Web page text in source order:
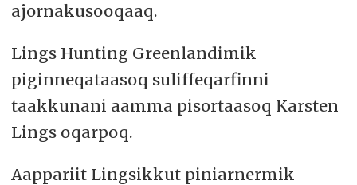
ajornakusooqaaq.
Lings Hunting Greenlandimik
piginneqataasoq suliffeqarfinni
taakkunani aamma pisortaasoq Karsten
Lings oqarpoq.
Aappariit Lingsikkut piniarnermik